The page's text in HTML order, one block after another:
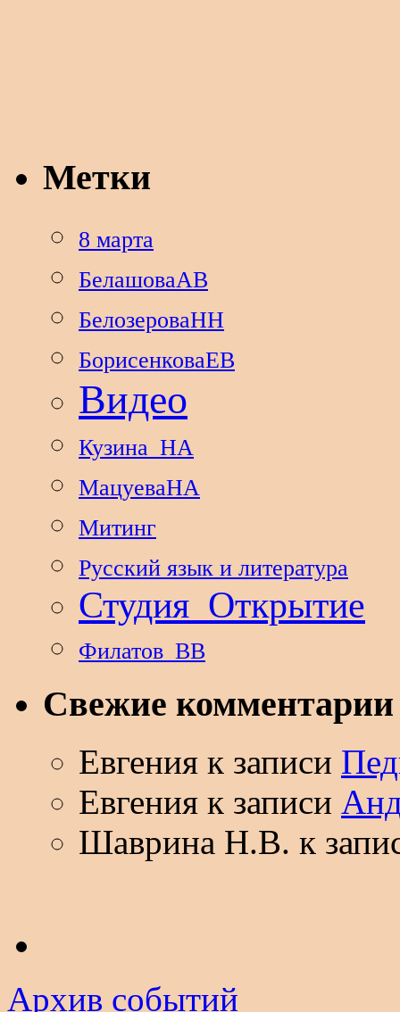
Метки
8 марта
БелашоваАВ
БелозероваНН
БорисенковаЕВ
Видео
Кузина_НА
МацуеваНА
Митинг
Русский язык и литература
Студия_Открытие
Филатов_ВВ
Свежие комментарии
Евгения к записи
Евгения к записи
Шаврина Н.В. к
Архив событий